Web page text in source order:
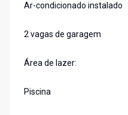
Ar-condicionado instalado
2 vagas de garagem
Área de lazer:
Piscina